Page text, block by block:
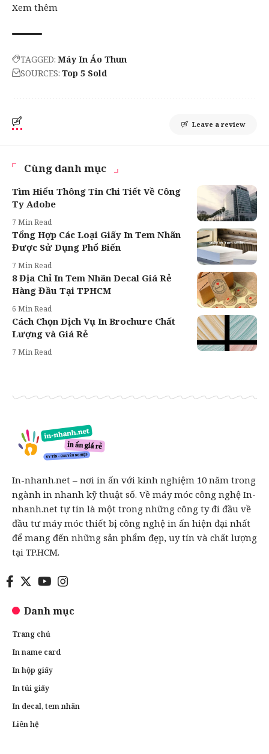
Xem thêm
TAGGED: Máy In Áo Thun
SOURCES: Top 5 Sold
Leave a review
Cùng danh mục
Tìm Hiểu Thông Tin Chi Tiết Về Công
Ty Adobe
7 Min Read
Tổng Hợp Các Loại Giấy In Tem Nhãn
Được Sử Dụng Phổ Biến
7 Min Read
8 Địa Chỉ In Tem Nhãn Decal Giá Rẻ
Hàng Đầu Tại TPHCM
6 Min Read
Cách Chọn Dịch Vụ In Brochure Chất
Lượng và Giá Rẻ
7 Min Read
In-nhanh.net – nơi in ấn với kinh nghiệm 10 năm trong
ngành in nhanh kỹ thuật số. Về máy móc công nghệ In-
nhanh.net tự tin là một trong những công ty đi đầu về
đầu tư máy móc thiết bị công nghệ in ấn hiện đại nhất
để mang đến những sản phẩm đẹp, uy tín và chất lượng
tại TP.HCM.
Danh mục
Trang chủ
In name card
In hộp giấy
In túi giấy
In decal, tem nhãn
Liên hệ